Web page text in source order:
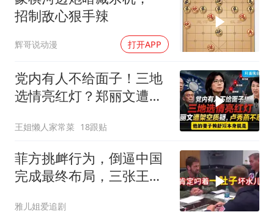
招制敌心狠手辣
辉哥说动漫 打开APP
党内有人不给面子！三地
选情亮红灯？郑丽文遭架
一起来听听
王姐懒人家常菜 18跟贴
菲方挑衅行为，倒逼中国
完成最终布局，三张王牌
雅儿姐爱追剧